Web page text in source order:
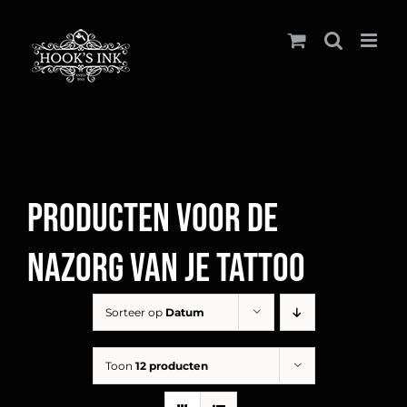
naar
inhoud
Producten voor de
nazorg van je tattoo
Sorteer op Datum
Toon 12 producten